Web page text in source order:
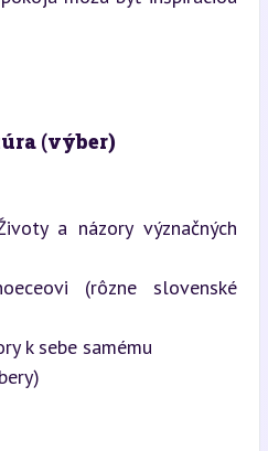
(výber)
a názory význačných
(rôzne slovenské
k sebe samému